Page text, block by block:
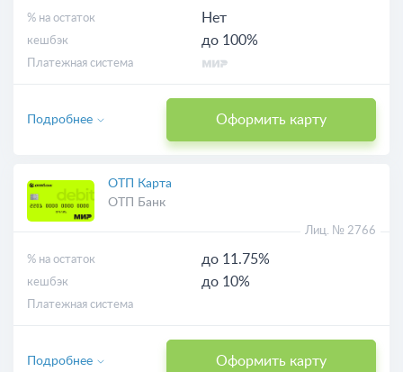
% на остаток Нет
кешбэк до 100%
Платежная система
Оформить карту
Подробнее
ОТП Карта
ОТП Банк
Лиц. № 2766
% на остаток до 11.75%
кешбэк до 10%
Платежная система
Оформить карту
Подробнее